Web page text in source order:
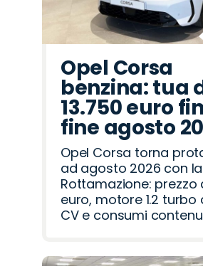
Opel Corsa
benzina: tua
13.750 euro
fine agosto
Opel Corsa torna
ad agosto 2026 con
Rottamazione: prezzo
euro, motore 1.2 turbo
CV e consumi